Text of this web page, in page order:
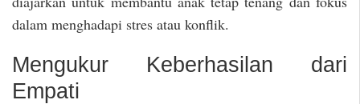
dalam menghadapi stres atau konflik.
Mengukur Keberhasilan dari
Empati